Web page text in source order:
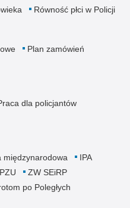
Równość płci w Policji
Plan zamówień
dla policjantów
międzynarodowa
IPA
ZW SEiRP
po Poległych